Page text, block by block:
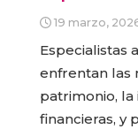
19 marzo,
Especialistas
enfrentan las
patrimonio, la
financieras, y